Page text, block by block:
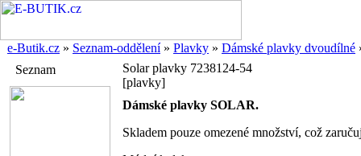
e-Butik.cz » Seznam-oddělení» Plavky » Dámské plavky dvoudílné
Seznam
Solar plavky 7238124-54
[plavky]
Dámské plavky SOLAR.
Skladem pouze omezené množství, což